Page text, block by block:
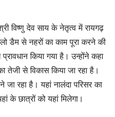
विष्णु देव साय के नेतृत्व में रायगढ़
डैम से नहरों का काम पूरा करने की
किया गया है। उन्होंने कहा
तेजी से विकास किया जा रहा है।
जा रहा है। यहां नालंदा परिसर का
के छात्रों को यहां मिलेगा।